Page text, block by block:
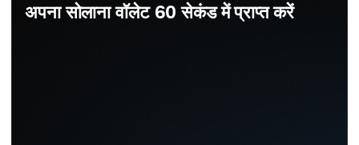
अपना सोलाना वॉलेट 60 सेकंड में प्राप्त करें